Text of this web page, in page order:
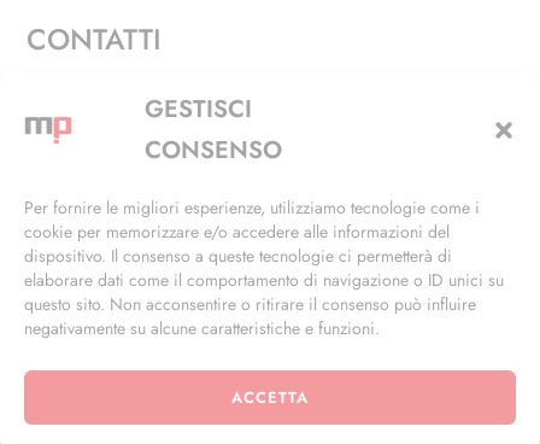
GESTISCI
CONSENSO
Per fornire le migliori esperienze, utilizziamo tecnologie come i
cookie per memorizzare e/o accedere alle informazioni del
dispositivo. Il consenso a queste tecnologie ci permetterà di
elaborare dati come il comportamento di navigazione o ID unici su
questo sito. Non acconsentire o ritirare il consenso può influire
negativamente su alcune caratteristiche e funzioni.
ACCETTA
CONTATTI
Via Alfieri, 27 - Trezzano Sul Naviglio (MI)
+39 02 4846 3155
info@masterphil.it